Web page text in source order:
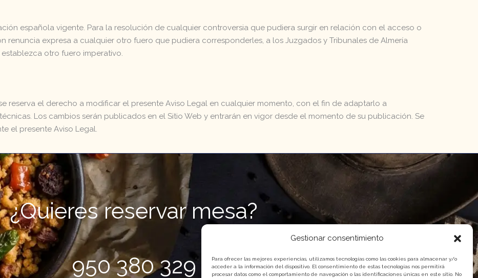
Gestionar consentimiento
Para ofrecer las mejores experiencias, utilizamos tecnologías como las cookies para almacenar y/o
acceder a la información del dispositivo. El consentimiento de estas tecnologías nos permitirá
procesar datos como el comportamiento de navegación o las identificaciones únicas en este sitio. No
española vigente. Para la resolución de cualquier controversia que pudiera surgir en relación con el acceso o
renuncia expresa a cualquier otro fuero que pudiera corresponderles, a los Juzgados y Tribunales de Almería
otro fuero imperativo.
reserva el derecho a modificar el presente Aviso Legal en cualquier momento, con el fin de adaptarlo a
Los cambios serán publicados en el Sitio Web y entrarán en vigor desde el momento de su publicación. Se
el presente Aviso Legal.
¿Quieres reservar mesa?
950 380 329